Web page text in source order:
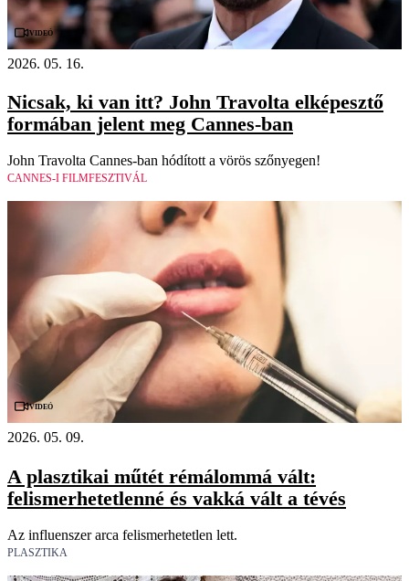
Videó
2026. 05. 16.
Nicsak, ki van itt? John Travolta elképesztő
formában jelent meg Cannes-ban
John Travolta Cannes-ban hódított a vörös szőnyegen!
CANNES-I FILMFESZTIVÁL
Videó
2026. 05. 09.
A plasztikai műtét rémálommá vált:
felismerhetetlenné és vakká vált a tévés
Az influenszer arca felismerhetetlen lett.
PLASZTIKA